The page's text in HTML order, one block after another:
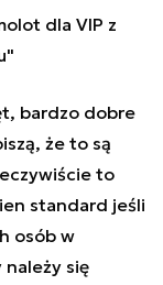
dla VIP z
bardzo dobre
że to są
to
standard jeśli
osób w
się